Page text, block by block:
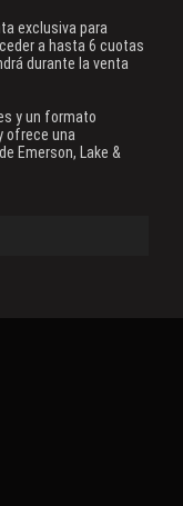
exclusiva para
a hasta 6 cuotas
durante la venta
y un formato
ofrece una
Emerson, Lake &